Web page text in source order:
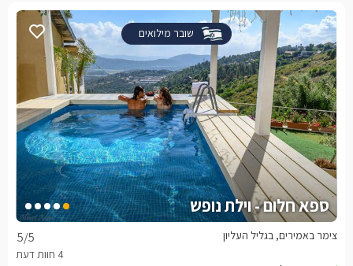
שובר מילואים
ספא חלום - וילת נופש
5/5 צימר באמירים, בגליל העליון